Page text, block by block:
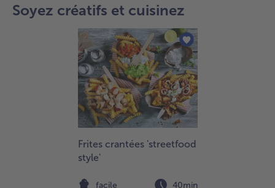
Soyez créatifs et cuisinez
Frites crantées 'streetfood
style'
facile 40min